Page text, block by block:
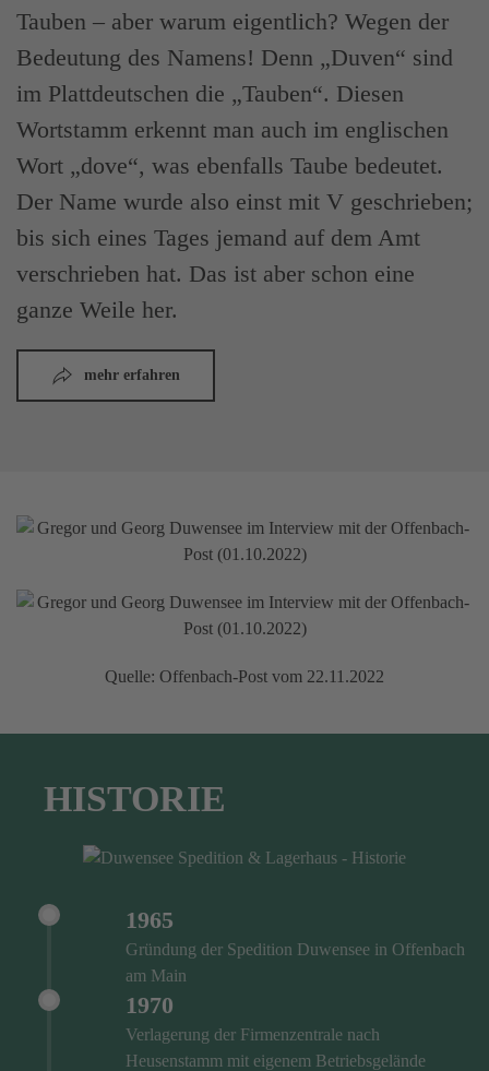
Tauben – aber warum eigentlich? Wegen der
Bedeutung des Namens! Denn „Duven“ sind
im Plattdeutschen die „Tauben“. Diesen
Wortstamm erkennt man auch im englischen
Wort „dove“, was ebenfalls Taube bedeutet.
Der Name wurde also einst mit V geschrieben;
bis sich eines Tages jemand auf dem Amt
verschrieben hat. Das ist aber schon eine
ganze Weile her.
mehr erfahren
Quelle: Offenbach-Post vom 22.11.2022
HISTORIE
1965
Gründung der Spedition Duwensee in Offenbach
am Main
1970
Verlagerung der Firmenzentrale nach
Heusenstamm mit eigenem Betriebsgelände